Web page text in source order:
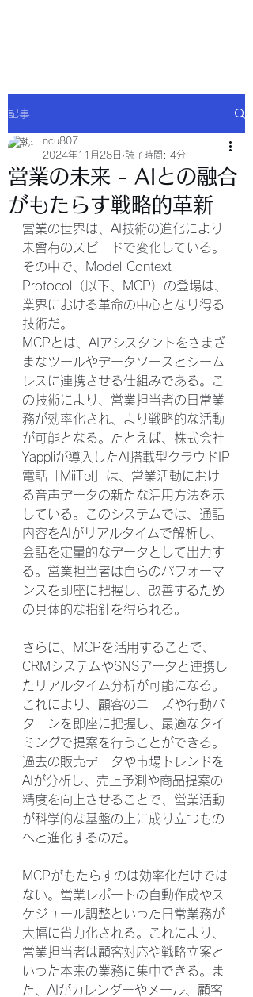
記事
営業の未来 - AIとの融合
がもたらす戦略的革新
ncu807
2024年11月28日 読了時間: 4分
営業の世界は、AI技術の進化により
未曾有のスピードで変化している。
その中で、Model Context
Protocol（以下、MCP）の登場は、
業界における革命の中心となり得る
技術だ。
MCPとは、AIアシスタントをさまざ
まなツールやデータソースとシーム
レスに連携させる仕組みである。こ
の技術により、営業担当者の日常業
務が効率化され、より戦略的な活動
が可能となる。たとえば、株式会社
Yappliが導入したAI搭載型クラウドIP
電話「MiiTel」は、営業活動におけ
る音声データの新たな活用方法を示
している。このシステムでは、通話
内容をAIがリアルタイムで解析し、
会話を定量的なデータとして出力す
る。営業担当者は自らのパフォーマ
ンスを即座に把握し、改善するため
の具体的な指針を得られる。
さらに、MCPを活用することで、
CRMシステムやSNSデータと連携し
たリアルタイム分析が可能になる。
これにより、顧客のニーズや行動パ
ターンを即座に把握し、最適なタイ
ミングで提案を行うことができる。
過去の販売データや市場トレンドを
AIが分析し、売上予測や商品提案の
精度を向上させることで、営業活動
が科学的な基盤の上に成り立つもの
へと進化するのだ。
MCPがもたらすのは効率化だけでは
ない。営業レポートの自動作成やス
ケジュール調整といった日常業務が
大幅に省力化される。これにより、
営業担当者は顧客対応や戦略立案と
いった本来の業務に集中できる。ま
た、AIがカレンダーやメール、顧客